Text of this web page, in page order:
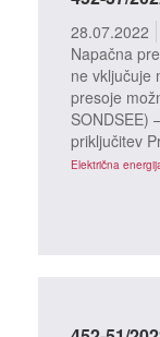
28.07.2022
Napačna
ne vključuje
presoje
SONDSEE)
priključitev
Električna